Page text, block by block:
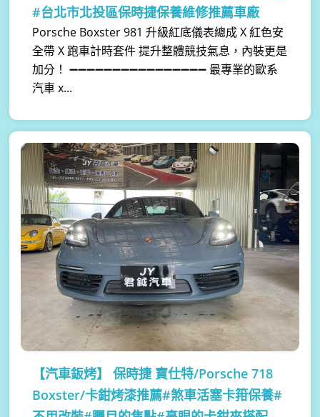
#台北市北投區保時捷保養維修推薦車廠
Porsche Boxster 981 升級紅底儀表總成 X 紅色安
全帶 X 跑車計時套件 提升整體競技氣息，內裝更是
加分！ ➖➖➖➖➖➖➖➖➖➖➖➖➖➖➖➖ 最專業的歐系
汽車 x...
【汽車鈑烤】
保時捷 寶仕特/Porsche 718
Boxster/卡鉗烤漆推薦#煞車活塞卡箝保養#